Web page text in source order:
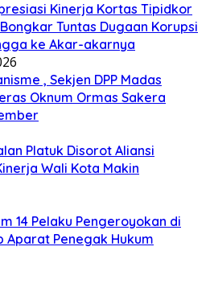
Kinerja Kortas Tipidkor
Tuntas Dugaan Korupsi
ke Akar-akarnya
, Sekjen DPP Madas
Oknum Ormas Sakera
Platuk Disorot Aliansi
Wali Kota Makin
14 Pelaku Pengeroyokan di
Aparat Penegak Hukum